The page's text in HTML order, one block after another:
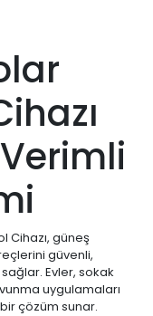
Cihazı, güneş
güvenli,
Evler, sokak
uygulamaları
çözüm sunar.